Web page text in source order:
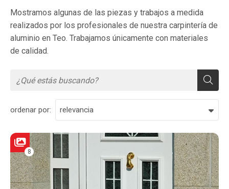
Mostramos algunas de las piezas y trabajos a medida
realizados por los profesionales de nuestra carpintería de
aluminio en Teo. Trabajamos únicamente con materiales
de calidad.
ordenar por:
8